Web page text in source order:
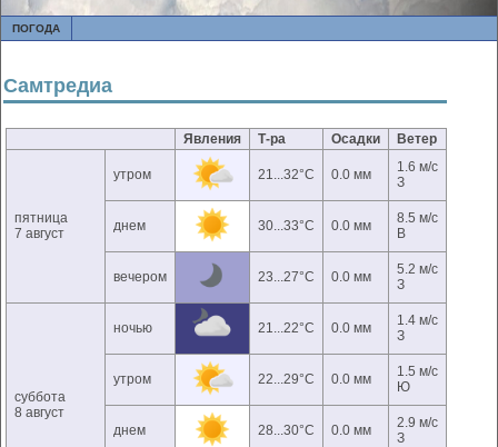
ПОГОДА
Самтредиа
Явления Т-ра Осадки Ветер
пятница
7 август
утром 21...32°C 0.0 мм
1.6 м/с
З
днем 30...33°C 0.0 мм
8.5 м/с
В
вечером 23...27°C 0.0 мм
5.2 м/с
З
суббота
8 август
ночью 21...22°C 0.0 мм
1.4 м/с
З
утром 22...29°C 0.0 мм
1.5 м/с
Ю
днем 28...30°C 0.0 мм
2.9 м/с
З